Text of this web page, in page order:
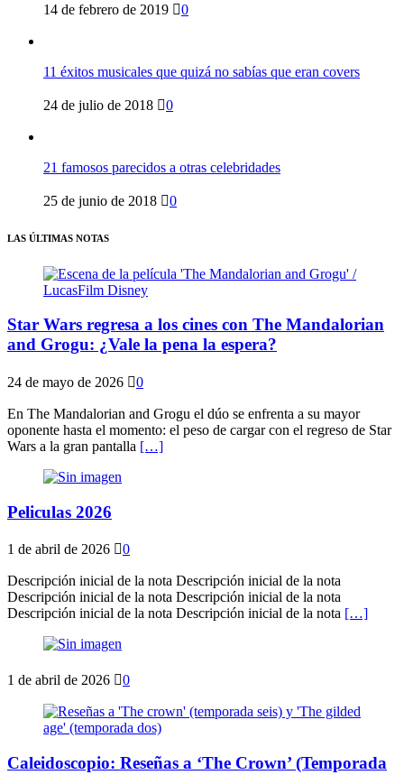
14 de febrero de 2019 0
11 éxitos musicales que quizá no sabías que eran covers
24 de julio de 2018 0
21 famosos parecidos a otras celebridades
25 de junio de 2018 0
LAS ÚLTIMAS NOTAS
Star Wars regresa a los cines con The Mandalorian
and Grogu: ¿Vale la pena la espera?
24 de mayo de 2026 0
En The Mandalorian and Grogu el dúo se enfrenta a su mayor
oponente hasta el momento: el peso de cargar con el regreso de Star
Wars a la gran pantalla […]
Peliculas 2026
1 de abril de 2026 0
Descripción inicial de la nota Descripción inicial de la nota
Descripción inicial de la nota Descripción inicial de la nota
Descripción inicial de la nota Descripción inicial de la nota […]
1 de abril de 2026 0
Caleidoscopio: Reseñas a ‘The Crown’ (Temporada